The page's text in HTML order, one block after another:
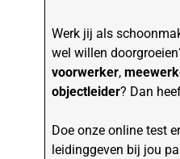
Werk jij als
wel willen
voorwerker,
objectleider? Dan
Doe onze online test
leidinggeven bij jou